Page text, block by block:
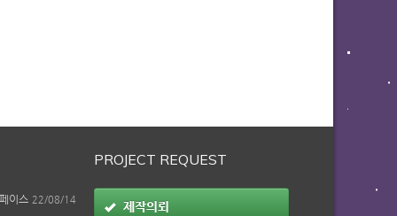
이스 22/08/14
PROJECT REQUEST
제작의뢰